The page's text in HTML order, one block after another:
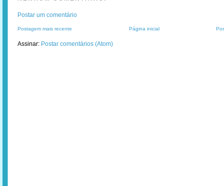
Postar um comentário
Postagem mais recente Página inicial
Assinar: Postar comentários (Atom)